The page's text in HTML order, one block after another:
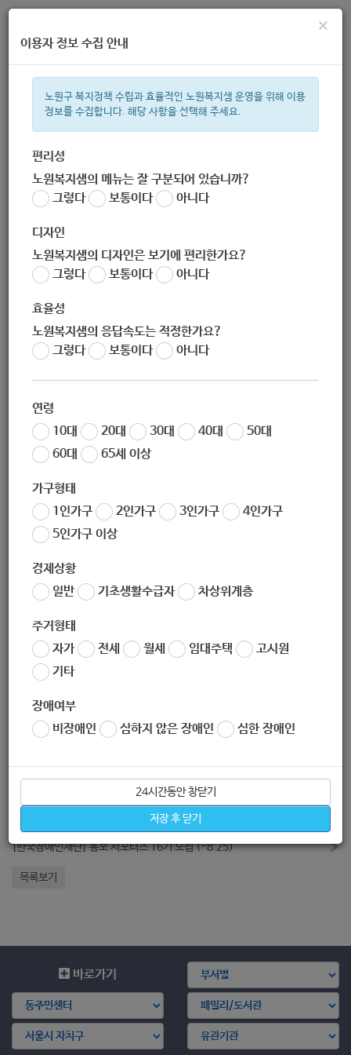
주간 인기검색어
한눈으로 보는 복지 정보
×
이용자 정보 수집 안내
노원구 복지정책 수립과 효율적인 노원복지샘 운영을 위해 이용
정보를 수집합니다. 해당 사항을 선택해 주세요.
편리성
노원복지샘의 메뉴는 잘 구분되어 있습니까?
그렇다
보통이다 아니다
디자인
노원복지샘의 디자인은 보기에 편리한가요?
그렇다
보통이다 아니다
효율성
노원복지샘의 응답속도는 적정한가요?
그렇다
보통이다 아니다
연령
10대
20대 30대 40대
50대
60대
65세 이상
가구형태
1인가구
2인가구 3인가구
4인가구
5인가구 이상
경제상황
일반
기초생활수급자 차상위계층
주거형태
자가
전세 월세 임대주택
고시원
기타
장애여부
비장애인
심하지 않은 장애인 심한 장애인
24시간동안 창닫기
저장 후 닫기
[사단법인 서울장애인부모연대]발달장애인 가족휴식지원사업 참
여자 모집 안내 ( -8.31)
작성자 노원 복지샘
작성일 2020-08-19 10:39
해 휴식 및 여가를 제공하는 발달장애인가족휴식지원사업을 아래와 같
이 운영하오니 많은 관심과 참여 부탁드립니다.
1. 모집대상 : 서울시에 거주하는 발달장애인 및 그 가족(부장애로 가진
경우도 포함)
2. 모집기간
1차 모집기간 : 2020.08.05.(수) ~ 20.(목)
기간 : 2020.08.24.(월) ~ 31.(월)
구분 당일 1박 2일
2박 3일
돌봄인력 인건비8시간*8,590원 32시간*8,590원52시간*8,590원
4. 신청방법 : 신청서 작성 후 해당 지역 이메일 접수
첨부파일을 확인하여 주시기 바랍니다.* 출 처 :http://www.sebu
[타이거즈 러브투게더] 10월 문화여행 지원사업 모집 공고 ( -8.31)
[한국장애인재단] 홍보 서포터즈 16기 모집 (-8.25)
»
목록보기
바로가기